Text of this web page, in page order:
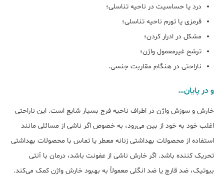
درد یا حساسیت در ناحیه تناسلی؛
قرمزی یا تورم ناحیه تناسلی؛
مشکل در ادرار کردن؛
ترشح غیرمعمول واژن؛
ناراحتی در هنگام مقاربت جنسی.
و در پایان…
خارش و سوزش واژن در اطراف ناحیه فرج بسیار شایع است. این ناراحتی
اغلب خود به خود از بین می‌رود، به خصوص اگر ناشی از مسائلی مانند
استفاده از محصولات بهداشتی زنانه معطر یا تماس با محصولات بهداشتی
تحریک کننده باشد. اگر خارش ناشی از عفونت باشد، درمان با آنتی
بیوتیک، ضد قارچ یا ضد انگلی معمولاً به بهبود خارش واژن کمک می‌کند.